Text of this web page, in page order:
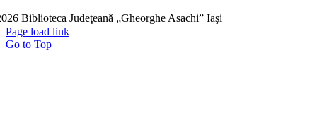
Biblioteca Judeţeană „Gheorghe Asachi” Iaşi
Page load link
Go to Top